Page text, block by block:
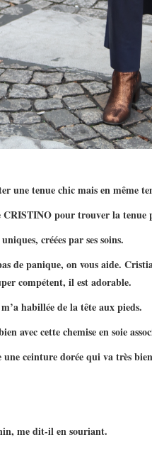
une tenue chic mais en même
CRISTINO pour trouver la tenue
créées par ses soins.
de panique, on vous aide.
compétent, il est adorable.
habillée de la tête aux pieds.
avec cette chemise en soie
ceinture dorée qui va très
me dit-il en souriant.